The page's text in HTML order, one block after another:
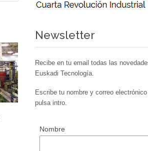
Newsletter
Recibe en tu email todas las
Euskadi Tecnología.
Escribe tu nombre y correo
pulsa intro.
Nombre